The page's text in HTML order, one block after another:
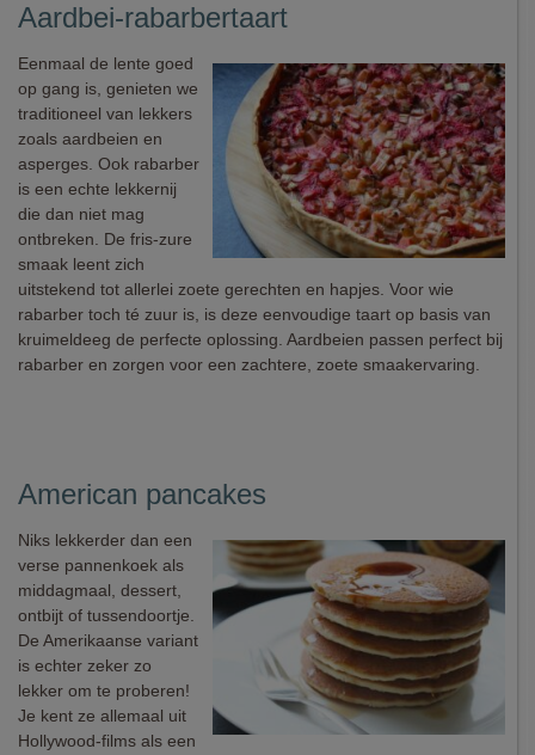
Aardbei-rabarbertaart
Eenmaal de lente goed
op gang is, genieten we
traditioneel van lekkers
zoals aardbeien en
asperges. Ook rabarber
is een echte lekkernij
die dan niet mag
ontbreken. De fris-zure
smaak leent zich
uitstekend tot allerlei zoete gerechten en hapjes. Voor wie
rabarber toch té zuur is, is deze eenvoudige taart op basis van
kruimeldeeg de perfecte oplossing. Aardbeien passen perfect bij
rabarber en zorgen voor een zachtere, zoete smaakervaring.
American pancakes
Niks lekkerder dan een
verse pannenkoek als
middagmaal, dessert,
ontbijt of tussendoortje.
De Amerikaanse variant
is echter zeker zo
lekker om te proberen!
Je kent ze allemaal uit
Hollywood-films als een